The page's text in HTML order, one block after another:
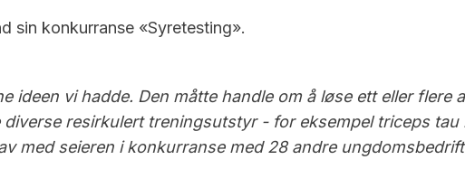
sin konkurranse «Syretesting».
vi hadde. Den måtte handle om å løse ett eller flere
resirkulert treningsutstyr - for eksempel triceps tau
med seieren i konkurranse med 28 andre